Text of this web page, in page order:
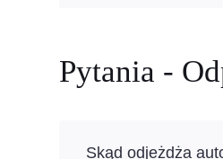
Pytania -
Skąd odjeżdża